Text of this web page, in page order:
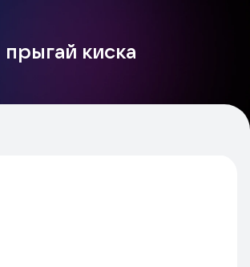
прыгай киска